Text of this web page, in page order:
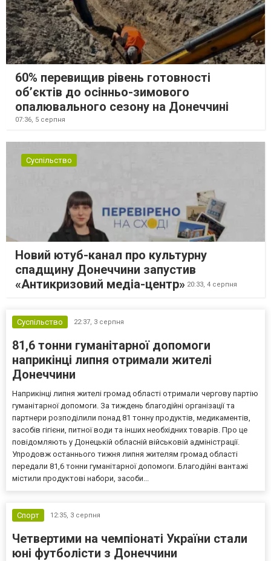
60% перевищив рівень готовності
об’єктів до осінньо-зимового
опалювального сезону на Донеччині
07:36, 5 серпня
Суспільство
Новий ютуб-канал про культурну
спадщину Донеччини запустив
«Антикризовий медіа-центр» 20:33, 4 серпня
Суспільство 22:37, 3 серпня
81,6 тонни гуманітарної допомоги
наприкінці липня отримали жителі
Донеччини
Наприкінці липня жителі громад області отримали чергову партію
гуманітарної допомоги. За тиждень благодійні організації та
партнери розподілили понад 81 тонну продуктів, медикаментів,
засобів гігієни, питної води та інших необхідних товарів. Про це
повідомляють у Донецькій обласній військовій адміністрації.
Упродовж останнього тижня липня жителям громад області
передали 81,6 тонни гуманітарної допомоги. Благодійні вантажі
містили продуктові набори, засоби...
Спорт 12:35, 3 серпня
Четвертими на чемпіонаті України стали
юні футболісти з Донеччини